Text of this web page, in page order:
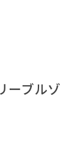
ーブルゾ